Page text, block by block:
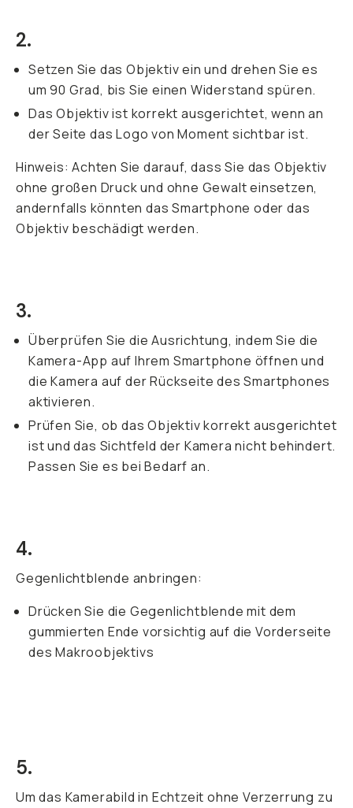
2.
Setzen Sie das Objektiv ein und drehen Sie es
um 90 Grad, bis Sie einen Widerstand spüren.
Das Objektiv ist korrekt ausgerichtet, wenn an
der Seite das Logo von Moment sichtbar ist.
Hinweis: Achten Sie darauf, dass Sie das Objektiv
ohne großen Druck und ohne Gewalt einsetzen,
andernfalls könnten das Smartphone oder das
Objektiv beschädigt werden.
3.
Überprüfen Sie die Ausrichtung, indem Sie die
Kamera-App auf Ihrem Smartphone öffnen und
die Kamera auf der Rückseite des Smartphones
aktivieren.
Prüfen Sie, ob das Objektiv korrekt ausgerichtet
ist und das Sichtfeld der Kamera nicht behindert.
Passen Sie es bei Bedarf an.
4.
Gegenlichtblende anbringen:
Drücken Sie die Gegenlichtblende mit dem
gummierten Ende vorsichtig auf die Vorderseite
des Makroobjektivs
5.
Um das Kamerabild in Echtzeit ohne Verzerrung zu